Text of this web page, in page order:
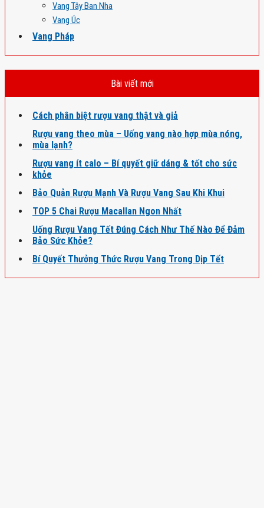
Vang Tây Ban Nha
Vang Úc
Vang Pháp
Bài viết mới
Cách phân biệt rượu vang thật và giả
Rượu vang theo mùa – Uống vang nào hợp mùa nóng,
mùa lạnh?
Rượu vang ít calo – Bí quyết giữ dáng & tốt cho sức
khỏe
Bảo Quản Rượu Mạnh Và Rượu Vang Sau Khi Khui
TOP 5 Chai Rượu Macallan Ngon Nhất
Uống Rượu Vang Tết Đúng Cách Như Thế Nào Để Đảm
Bảo Sức Khỏe?
Bí Quyết Thưởng Thức Rượu Vang Trong Dịp Tết